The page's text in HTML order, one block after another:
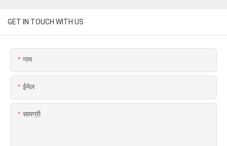
GET IN TOUCH WITH US
नाम
ईमेल
सामग्री